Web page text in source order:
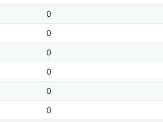
0
0
0
0
0
0